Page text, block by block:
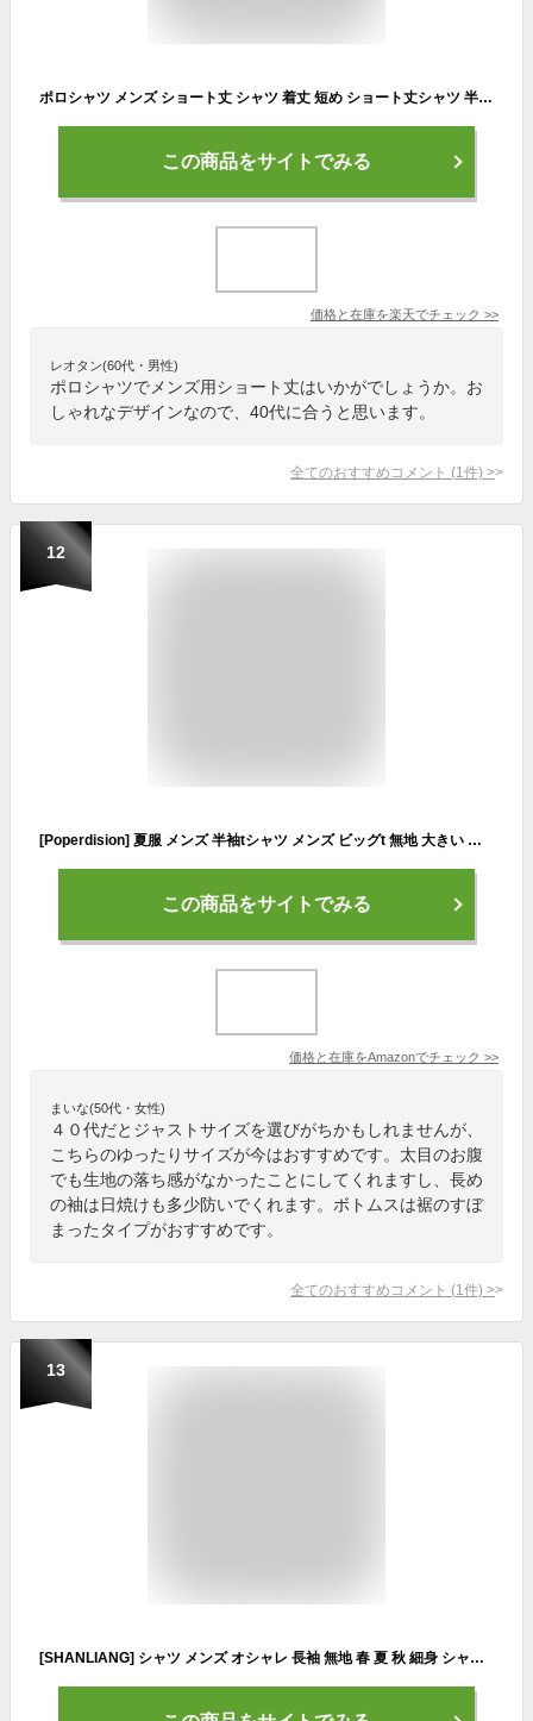
ポロシャツ メンズ ショート丈 シャツ 着丈 短め ショート丈シャツ 半袖シャツ 半袖 七分袖 7分袖 七部袖 七分丈 接触冷感 スリム 細見 おしゃれ ランキング ちょいワル カジュアル 夏服 40代メンズ 40代 50代 メンズファッション 夏 かっこいいシャツ メンズポロシャツ
この商品をサイトでみる
価格と在庫を楽天でチェック >>
レオタン(60代・男性)
ポロシャツでメンズ用ショート丈はいかがでしょうか。お
しゃれなデザインなので、40代に合うと思います。
全てのおすすめコメント (1 件) >
12
[Poperdision] 夏服 メンズ 半袖tシャツ メンズ ビッグt 無地 大きい おおきい サイズ 軽い 柔らかい シルエット おしゃれ ファッション white 4XL
この商品をサイトでみる
価格と在庫をAmazonでチェック >>
まいな(50代・女性)
４０代だとジャストサイズを選びがちかもしれませんが、
こちらのゆったりサイズが今はおすすめです。太目のお腹
でも生地の落ち感がなかったことにしてくれますし、長め
の袖は日焼けも多少防いでくれます。ボトムスは裾のすぼ
まったタイプがおすすめです。
全てのおすすめコメント (1 件) >
13
[SHANLIANG] シャツ メンズ オシャレ 長袖 無地 春 夏 秋 細身 シャツ メンズ オックスフォードシャツ 綿 スナップ (XXXL, ネイビー)